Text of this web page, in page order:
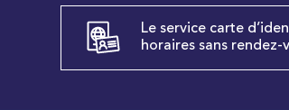
Le service carte
horaires sans rendez-